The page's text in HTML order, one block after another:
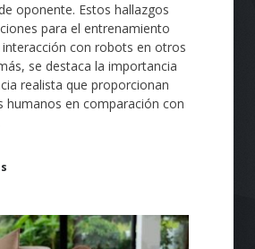
oponente. Estos hallazgos
para el entrenamiento
con robots en otros
se destaca la importancia
realista que proporcionan
humanos en comparación con